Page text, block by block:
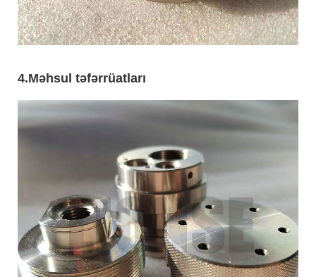
4.Məhsul təfərrüatları